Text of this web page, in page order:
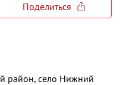
Поделиться
район, село Нижний